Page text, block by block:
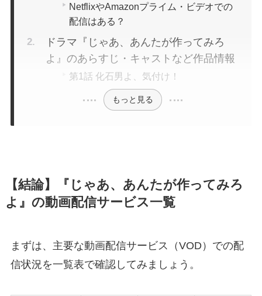
NetflixやAmazonプライム・ビデオでの
配信はある？
ドラマ『じゃあ、あんたが作ってみろ
よ』のあらすじ・キャストなど作品情報
第1話 化石男よ、気付け！
もっと見る
【結論】『じゃあ、あんたが作ってみろ
よ』の動画配信サービス一覧
まずは、主要な動画配信サービス（VOD）での配
信状況を一覧表で確認してみましょう。